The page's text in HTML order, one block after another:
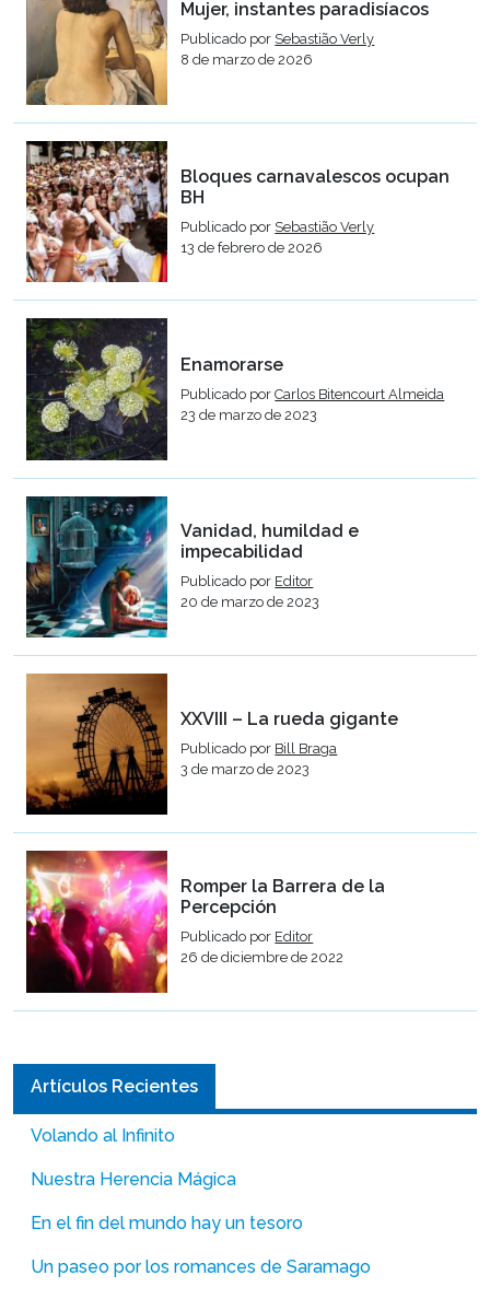
Mujer, instantes paradisíacos
Publicado por Sebastião Verly
8 de marzo de 2026
Bloques carnavalescos ocupan
BH
Publicado por Sebastião Verly
13 de febrero de 2026
Enamorarse
Publicado porCarlos Bitencourt Almeida
23 de marzo de 2023
Vanidad, humildad e
impecabilidad
Publicado por Editor
20 de marzo de 2023
XXVIII – La rueda gigante
Publicado por Bill Braga
3 de marzo de 2023
Romper la Barrera de la
Percepción
Publicado por Editor
26 de diciembre de 2022
Artículos Recientes
Volando al Infinito
Nuestra Herencia Mágica
En el fin del mundo hay un tesoro
Un paseo por los romances de Saramago